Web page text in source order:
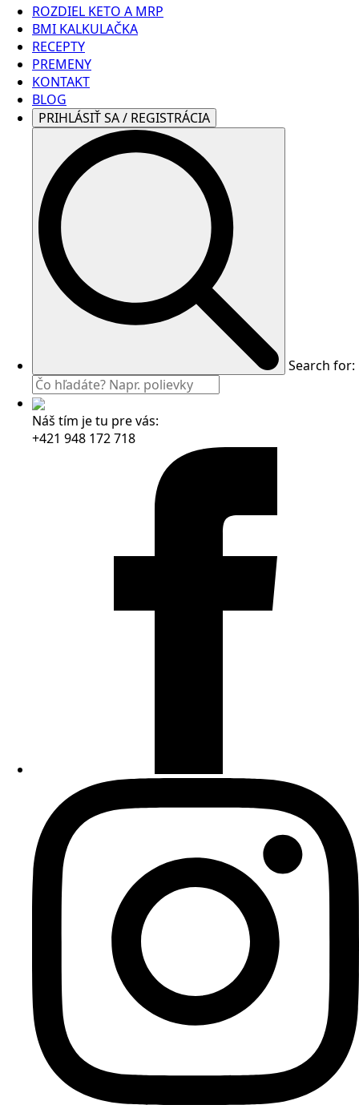
ROZDIEL KETO A MRP
BMI KALKULAČKA
RECEPTY
PREMENY
KONTAKT
BLOG
PRIHLÁSIŤ SA / REGISTRÁCIA
Search for:
Náš tím je tu pre vás:
+421 948 172 718